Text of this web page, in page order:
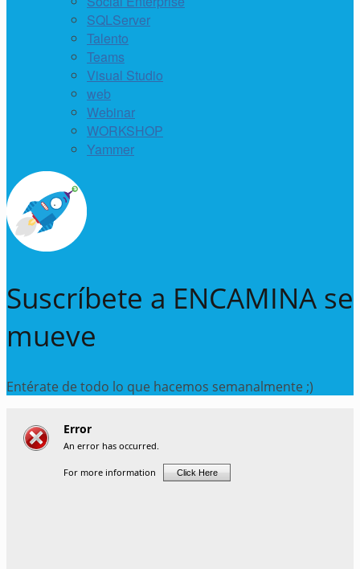
SQLServer
Talento
Teams
Visual Studio
web
Webinar
WORKSHOP
Yammer
Suscríbete a ENCAMINA se
mueve
Entérate de todo lo que hacemos semanalmente ;)